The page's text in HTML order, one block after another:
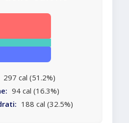
297 cal (51.2%)
94 cal (16.3%)
188 cal (32.5%)